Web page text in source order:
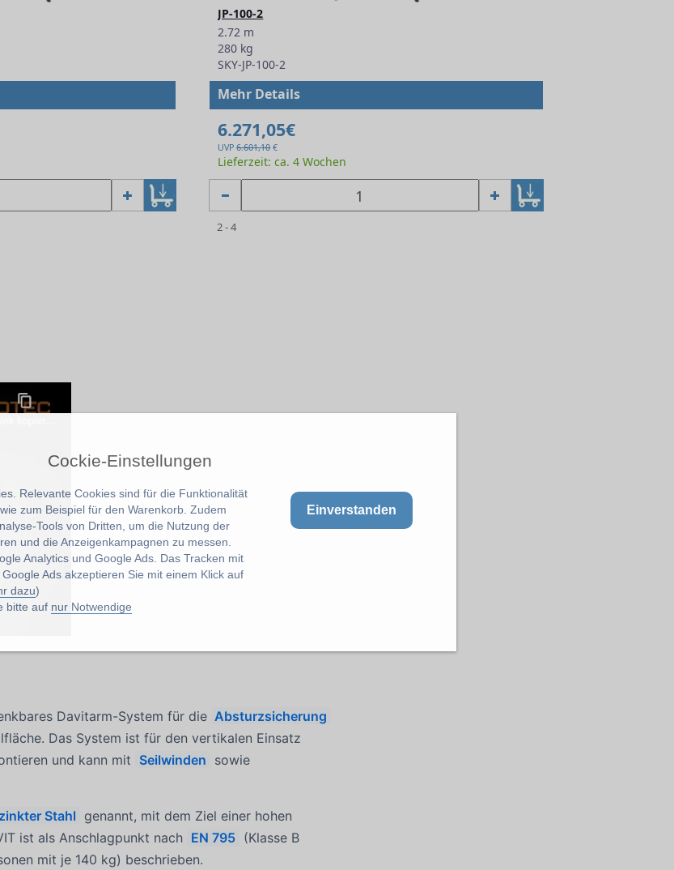
Cockie-Einstellungen
Relevante Cookies sind für die Funktionalität
zum Beispiel für den Warenkorb. Zudem
Tools von Dritten, um die Nutzung der
und die Anzeigenkampagnen zu messen.
Analytics und Google Ads. Das Tracken mit
Ads akzeptieren Sie mit einem Klick auf
dazu)
bitte auf nur Notwendige
Einverstanden
JP-100-2
2.72 m
280 kg
SKY-JP-100-2
Mehr Details
6.271,05€
UVP6.601,10€
Lieferzeit: ca. 4 Wochen
2 - 4
Davitarm-System für die Absturzsicherung
Das System ist für den vertikalen Einsatz
und kann mit Seilwinden sowie
Stahl genannt, mit dem Ziel einer hohen
ist als Anschlagpunkt nach EN 795 (Klasse B
mit je 140 kg) beschrieben.